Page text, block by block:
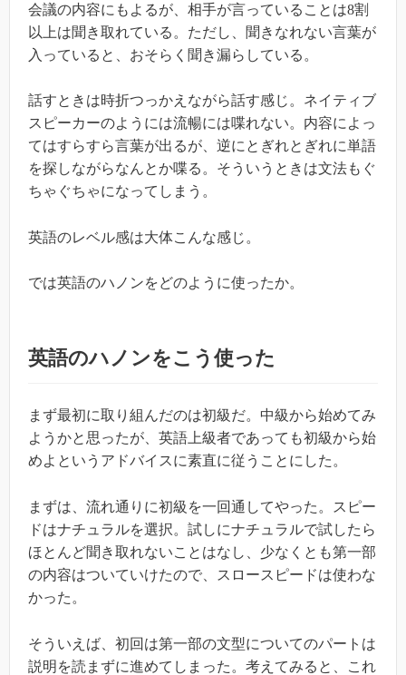
会議の内容にもよるが、相手が言っていることは8割
以上は聞き取れている。ただし、聞きなれない言葉が
入っていると、おそらく聞き漏らしている。
話すときは時折つっかえながら話す感じ。ネイティブ
スピーカーのようには流暢には喋れない。内容によっ
てはすらすら言葉が出るが、逆にとぎれとぎれに単語
を探しながらなんとか喋る。そういうときは文法もぐ
ちゃぐちゃになってしまう。
英語のレベル感は大体こんな感じ。
では英語のハノンをどのように使ったか。
英語のハノンをこう使った
まず最初に取り組んだのは初級だ。中級から始めてみ
ようかと思ったが、英語上級者であっても初級から始
めよというアドバイスに素直に従うことにした。
まずは、流れ通りに初級を一回通してやった。スピー
ドはナチュラルを選択。試しにナチュラルで試したら
ほとんど聞き取れないことはなし、少なくとも第一部
の内容はついていけたので、スロースピードは使わな
かった。
そういえば、初回は第一部の文型についてのパートは
説明を読まずに進めてしまった。考えてみると、これ